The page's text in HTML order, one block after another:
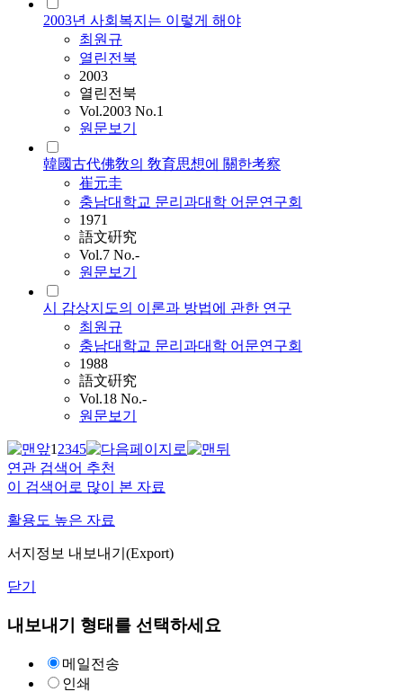
2003년 사회복지는 이렇게 해야
최원규
열린전북
2003
열린전북
Vol.2003 No.1
원문보기
韓國古代佛敎의 敎育思想에 關한考察
崔元圭
충남대학교 문리과대학 어문연구회
1971
語文硏究
Vol.7 No.-
원문보기
시 감상지도의 이론과 방법에 관한 연구
최원규
충남대학교 문리과대학 어문연구회
1988
語文硏究
Vol.18 No.-
원문보기
12345
연관 검색어 추천
이 검색어로 많이 본 자료
활용도 높은 자료
서지정보 내보내기(Export)
닫기
내보내기 형태를 선택하세요
메일전송
인쇄